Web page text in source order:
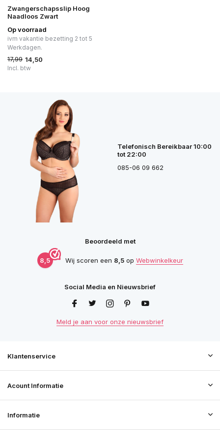
Zwangerschapsslip Hoog
Naadloos Zwart
Op voorraad
ivm vakantie bezetting 2 tot 5
Werkdagen.
17,99 14,50
Incl. btw
Telefonisch Bereikbaar 10:00
tot 22:00
085-06 09 662
Beoordeeld met
8,5 Wij scoren een 8,5op Webwinkelkeur
Social Media en Nieuwsbrief
Meld je aan voor onze nieuwsbrief
Klantenservice
Acount Informatie
Informatie